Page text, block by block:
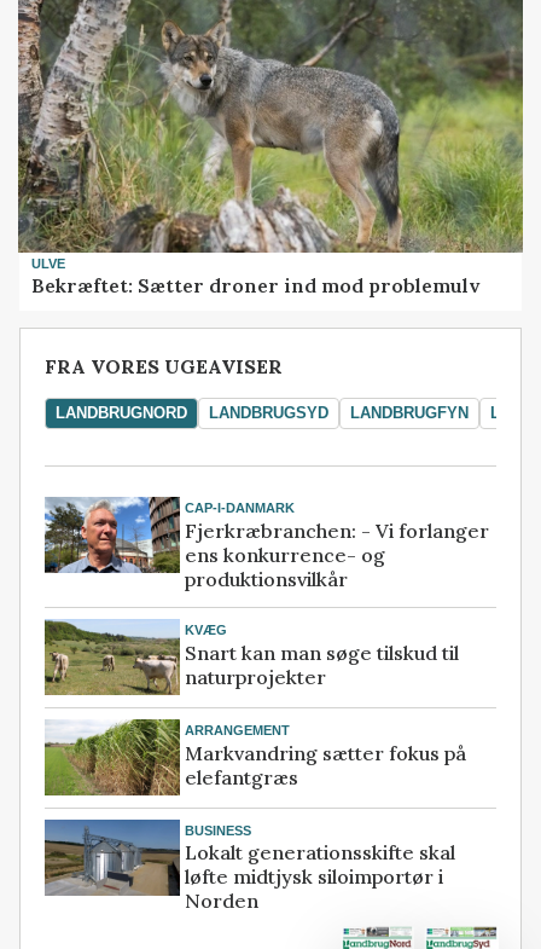
ULVE
Bekræftet: Sætter droner ind mod problemulv
FRA VORES UGEAVISER
LANDBRUGNORD LANDBRUGSYD LANDBRUGFYN
CAP-I-DANMARK
Fjerkræbranchen: - Vi forlanger
ens konkurrence- og
produktionsvilkår
KVÆG
Snart kan man søge tilskud til
naturprojekter
ARRANGEMENT
Markvandring sætter fokus på
elefantgræs
BUSINESS
Lokalt generationsskifte skal
løfte midtjysk siloimportør i
Norden